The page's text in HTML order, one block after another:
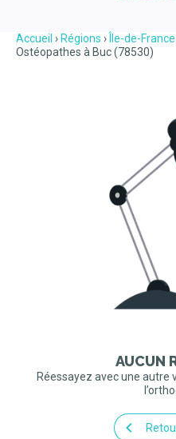
Accueil Régions Île-de-France
Ostéopathes à Buc (78530)
AUCUN
Réessayez avec une autre